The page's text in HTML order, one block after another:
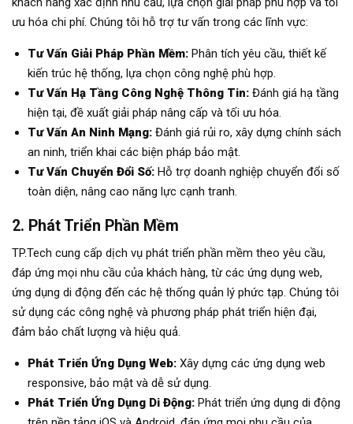
ưu hóa chi phí. Chúng tôi hỗ trợ tư vấn trong các lĩnh vực:
Tư Vấn Giải Pháp Phần Mềm: Phân tích yêu cầu, thiết kế
kiến trúc hệ thống, lựa chọn công nghệ phù hợp.
Tư Vấn Hạ Tầng Công Nghệ Thông Tin: Đánh giá hạ tầng
hiện tại, đề xuất giải pháp nâng cấp và tối ưu hóa.
Tư Vấn An Ninh Mạng: Đánh giá rủi ro, xây dựng chính sách
an ninh, triển khai các biện pháp bảo mật.
Tư Vấn Chuyển Đổi Số: Hỗ trợ doanh nghiệp chuyển đổi số
toàn diện, nâng cao năng lực cạnh tranh.
2. Phát Triển Phần Mềm
TP.Tech cung cấp dịch vụ phát triển phần mềm theo yêu cầu,
đáp ứng mọi nhu cầu của khách hàng, từ các ứng dụng web,
ứng dụng di động đến các hệ thống quản lý phức tạp. Chúng tôi
sử dụng các công nghệ và phương pháp phát triển hiện đại,
đảm bảo chất lượng và hiệu quả.
Phát Triển Ứng Dụng Web: Xây dựng các ứng dụng web
responsive, bảo mật và dễ sử dụng.
Phát Triển Ứng Dụng Di Động: Phát triển ứng dụng di động